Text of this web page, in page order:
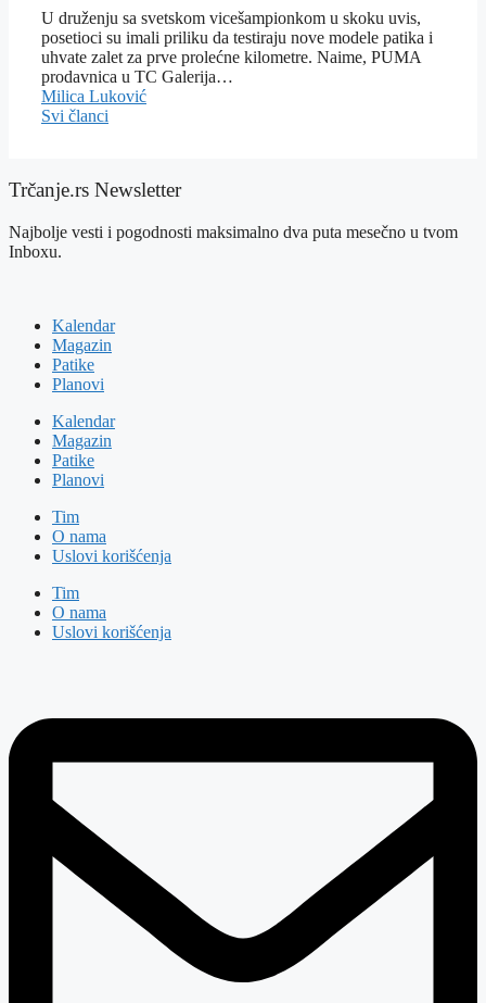
U druženju sa svetskom vicešampionkom u skoku uvis,
posetioci su imali priliku da testiraju nove modele patika i
uhvate zalet za prve prolećne kilometre. Naime, PUMA
prodavnica u TC Galerija…
Milica Luković
Svi članci
Trčanje.rs Newsletter
Najbolje vesti i pogodnosti maksimalno dva puta mesečno u tvom
Inboxu.
Kalendar
Magazin
Patike
Planovi
Kalendar
Magazin
Patike
Planovi
Tim
O nama
Uslovi korišćenja
Tim
O nama
Uslovi korišćenja